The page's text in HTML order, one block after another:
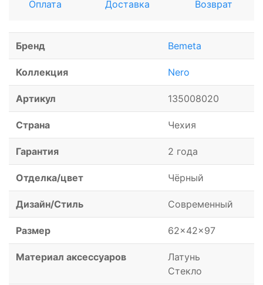
Оплата Доставка Возврат
Бренд Bemeta
Коллекция Nero
Артикул 135008020
Страна Чехия
Гарантия 2 года
Отделка/цвет Чёрный
Дизайн/Стиль Современный
Размер 62x42x97
Материал аксессуаров
Латунь
Стекло